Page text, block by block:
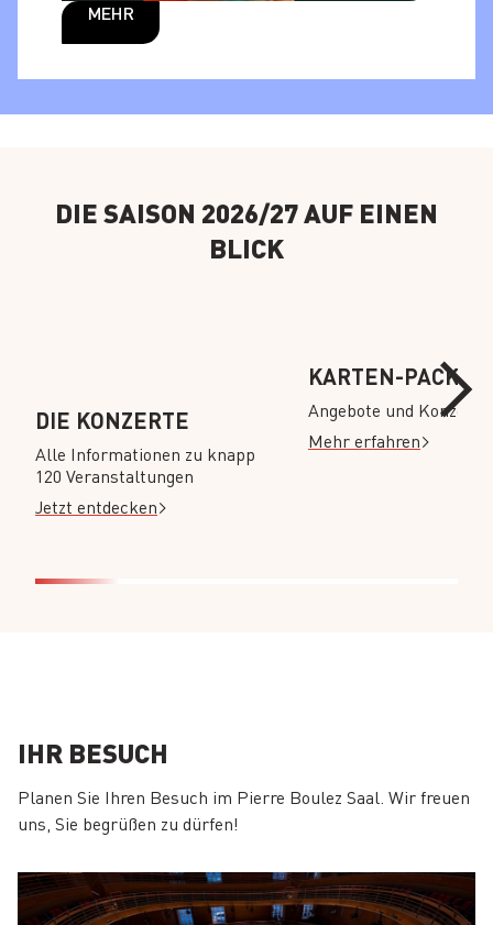
MEHR
DIE SAISON 2026/27 AUF EINEN
BLICK
DIE KONZERTE
Alle Informationen zu knapp
120 Veranstaltungen
Jetzt entdecken
KARTEN-
Angebote und
Mehr erfahren
IHR BESUCH
Planen Sie Ihren Besuch im Pierre Boulez Saal. Wir freuen
uns, Sie begrüßen zu dürfen!